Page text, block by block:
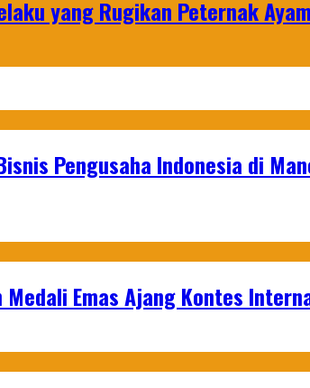
yang Rugikan Peternak
Pengusaha Indonesia di
Emas Ajang Kontes